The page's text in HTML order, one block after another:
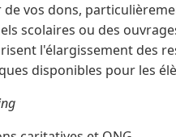
vos dons,
scolaires ou des
l'élargissement des
disponibles pour les